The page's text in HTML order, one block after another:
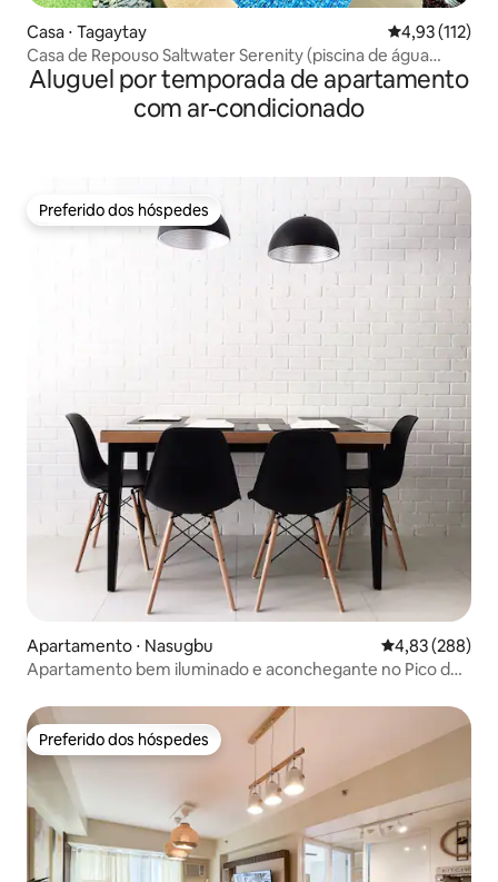
Casa ⋅ Tagaytay 4,93 de uma
4,93 (112)
Casa de Repouso Saltwater Serenity (piscina de água
salgada)
Aluguel por temporada de apartamento
com ar-condicionado
Preferido dos hóspedes
Preferido dos hóspedes
Apartamento ⋅ Nasugbu 4,83 de uma
4,83 (288)
Apartamento bem iluminado e aconchegante no Pico de
Preferido dos hóspedes
Preferido dos hóspedes